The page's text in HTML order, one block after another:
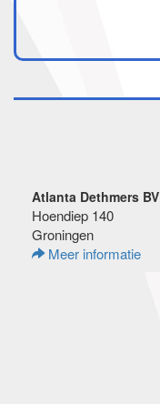
Atlanta Dethmers BV
Hoendiep 140
Groningen
Meer informatie